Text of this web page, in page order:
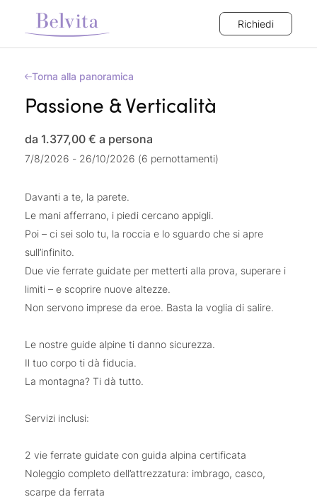
Richiedi
Torna alla panoramica
Passione & Verticalità
da 1.377,00 € a persona
7/8/2026 - 26/10/2026 (6 pernottamenti)
Davanti a te, la parete.
Le mani afferrano, i piedi cercano appigli.
Poi – ci sei solo tu, la roccia e lo sguardo che si apre
sull’infinito.
Due vie ferrate guidate per metterti alla prova, superare i
limiti – e scoprire nuove altezze.
Non servono imprese da eroe. Basta la voglia di salire.
Le nostre guide alpine ti danno sicurezza.
Il tuo corpo ti dà fiducia.
La montagna? Ti dà tutto.
Servizi inclusi:
2 vie ferrate guidate con guida alpina certificata
Noleggio completo dell’attrezzatura: imbrago, casco,
scarpe da ferrata